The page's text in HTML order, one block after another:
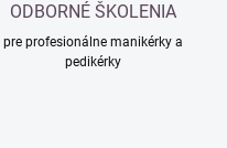
ODBORNÉ ŠKOLENIA
pre profesionálne manikérky a
pedikérky